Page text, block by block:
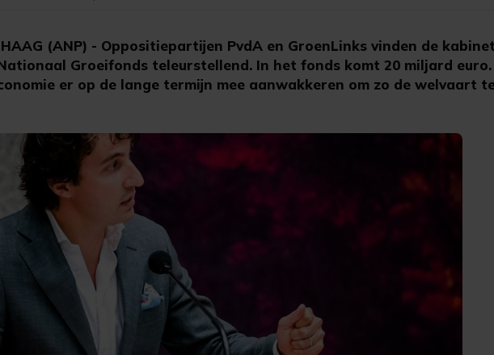
HAAG (ANP) - Oppositiepartijen PvdA en GroenLinks vinden de
Groeifonds teleurstellend. In het fonds komt 20 miljard
er op de lange termijn mee aanwakkeren om zo de welvaart